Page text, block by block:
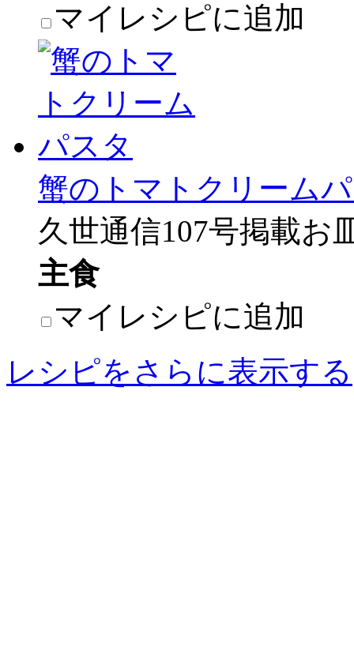
マイレシピに追加
蟹のトマトクリーム
久世通信107号掲載お
主食
マイレシピに追加
レシピをさらに表示する